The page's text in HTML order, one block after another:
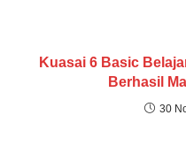
Kuasai 6 Basic
Berhasil
30